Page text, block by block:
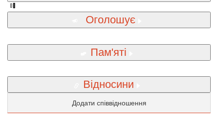
Оголошує
Пам'яті
Відносини
Додати співвідношення